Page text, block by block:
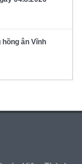
ân Vĩnh